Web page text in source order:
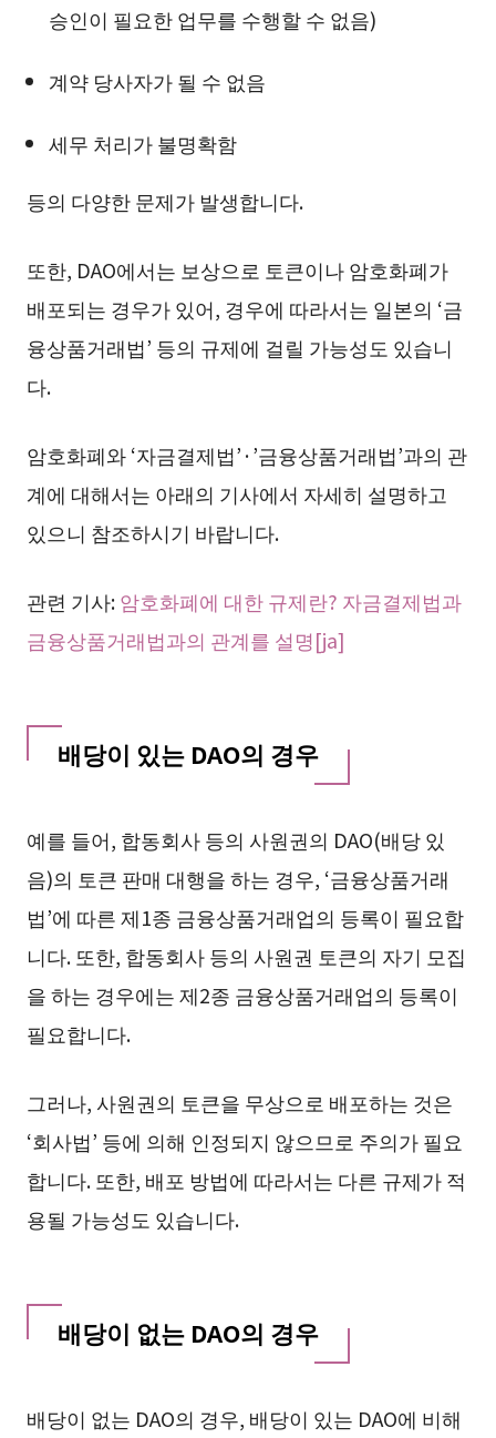
승인이 필요한 업무를 수행할 수 없음)
계약 당사자가 될 수 없음
세무 처리가 불명확함
등의 다양한 문제가 발생합니다.
또한, DAO에서는 보상으로 토큰이나 암호화폐가
배포되는 경우가 있어, 경우에 따라서는 일본의 ‘금
융상품거래법’ 등의 규제에 걸릴 가능성도 있습니
다.
암호화폐와 ‘자금결제법’·’금융상품거래법’과의 관
계에 대해서는 아래의 기사에서 자세히 설명하고
있으니 참조하시기 바랍니다.
관련 기사:암호화폐에 대한 규제란? 자금결제법과
금융상품거래법과의 관계를 설명[ja]
배당이 있는 DAO의 경우
예를 들어, 합동회사 등의 사원권의 DAO(배당 있
음)의 토큰 판매 대행을 하는 경우, ‘금융상품거래
법’에 따른 제1종 금융상품거래업의 등록이 필요합
니다. 또한, 합동회사 등의 사원권 토큰의 자기 모집
을 하는 경우에는 제2종 금융상품거래업의 등록이
필요합니다.
그러나, 사원권의 토큰을 무상으로 배포하는 것은
‘회사법’ 등에 의해 인정되지 않으므로 주의가 필요
합니다. 또한, 배포 방법에 따라서는 다른 규제가 적
용될 가능성도 있습니다.
배당이 없는 DAO의 경우
배당이 없는 DAO의 경우, 배당이 있는 DAO에 비해